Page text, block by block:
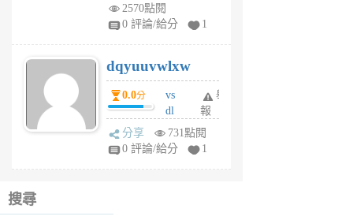
tu
6
個
月
前
2570點閱
0 評論/給分
1
dqyuuvwlxw
0.0分
vs
dl
sq
fy
舉
報
分享
731點閱
0 評論/給分
1
搜尋